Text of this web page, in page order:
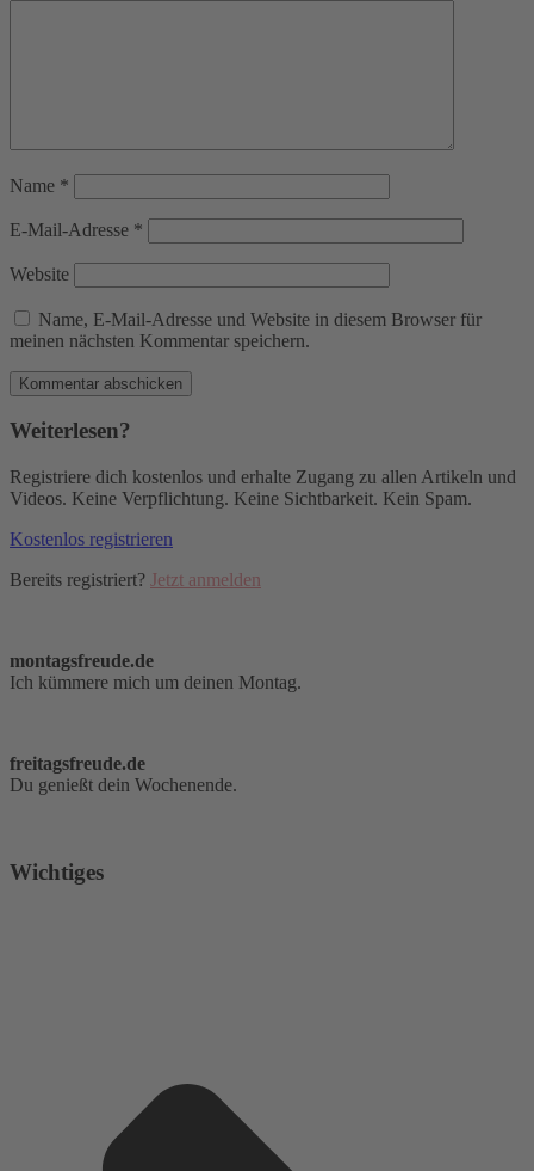
Name *
E-Mail-Adresse *
Website
Name, E-Mail-Adresse und Website in diesem Browser für
meinen nächsten Kommentar speichern.
Weiterlesen?
Registriere dich kostenlos und erhalte Zugang zu allen Artikeln und
Videos. Keine Verpflichtung. Keine Sichtbarkeit. Kein Spam.
Kostenlos registrieren
Bereits registriert? Jetzt anmelden
montagsfreude.de
Ich kümmere mich um deinen Montag.
freitagsfreude.de
Du genießt dein Wochenende.
Wichtiges